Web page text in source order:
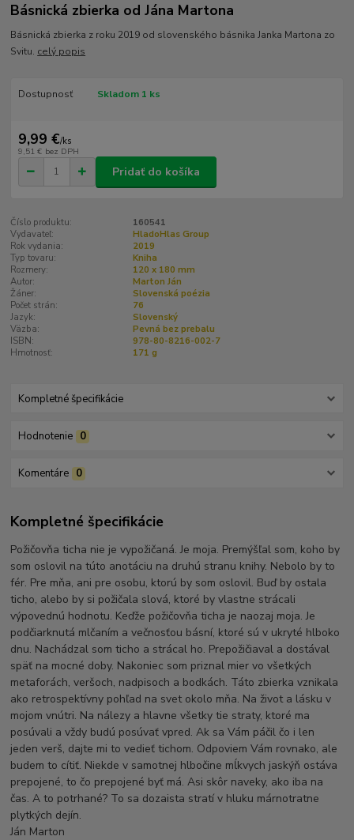
Básnická zbierka od Jána Martona
Básnická zbierka z roku 2019 od slovenského básnika Janka Martona zo
Svitu. celý popis
Dostupnosť Skladom 1 ks
9,99 €/ks
9,51 € bez DPH
Pridať do košíka
Číslo produktu:
160541
Vydavateľ:
HladoHlas Group
Rok vydania:
2019
Typ tovaru:
Kniha
Rozmery:
120 x 180 mm
Autor:
Marton Ján
Žáner:
Slovenská poézia
Počet strán:
76
Jazyk:
Slovenský
Väzba:
Pevná bez prebalu
ISBN:
978-80-8216-002-7
Hmotnosť:
171 g
Kompletné špecifikácie
Hodnotenie 0
Komentáre 0
Kompletné špecifikácie
Požičovňa ticha nie je vypožičaná. Je moja. Premýšľal som, koho by
som oslovil na túto anotáciu na druhú stranu knihy. Nebolo by to
fér. Pre mňa, ani pre osobu, ktorú by som oslovil. Buď by ostala
ticho, alebo by si požičala slová, ktoré by vlastne strácali
výpovednú hodnotu. Keďže požičovňa ticha je naozaj moja. Je
podčiarknutá mlčaním a večnosťou básní, ktoré sú v ukryté hlboko
dnu. Nachádzal som ticho a strácal ho. Prepožičiaval a dostával
späť na mocné doby. Nakoniec som priznal mier vo všetkých
metaforách, veršoch, nadpisoch a bodkách. Táto zbierka vznikala
ako retrospektívny pohľad na svet okolo mňa. Na život a lásku v
mojom vnútri. Na nálezy a hlavne všetky tie straty, ktoré ma
posúvali a vždy budú posúvať vpred. Ak sa Vám páčil čo i len
jeden verš, dajte mi to vedieť tichom. Odpoviem Vám rovnako, ale
budem to cítiť. Niekde v samotnej hlbočine mĺkvych jaskýň ostáva
prepojené, to čo prepojené byť má. Asi skôr naveky, ako iba na
čas. A to potrhané? To sa dozaista stratí v hluku márnotratne
plytkých dejín.
Ján Marton